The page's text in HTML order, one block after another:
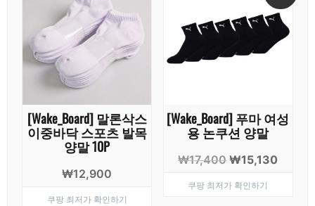
[Wake_Board] 말론삭스
이중바닥 스포츠 발목
양말 10P
₩12,900
쿠팡 최저가 확인하기
[Wake_Board] 푸마 여성
용 논쿠션 양말
₩17,400 원
가
₩15,130
쿠팡 최저가 확인하기